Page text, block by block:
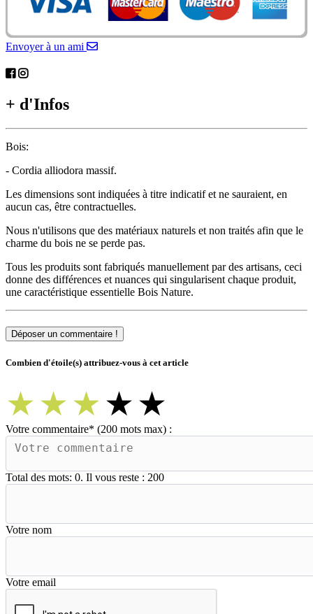
Envoyer à un ami
+ d'Infos
Bois:
- Cordia alliodora massif.
Les dimensions sont indiquées à titre indicatif et ne sauraient, en
aucun cas, être contractuelles.
Nous n'utilisons que des matériaux naturels et non traités afin que le
charme du bois ne se perde pas.
Tous les produits sont fabriqués manuellement par des artisans, ceci
donne des différences et nuances qui singularisent chaque produit,
une caractéristique essentielle Bois Nature.
Déposer un commentaire !
Combien d'étoile(s) attribuez-vous à cet article
★★★★★
Votre commentaire* (200 mots max) :
Total des mots: 0. Il vous reste : 200
Votre nom
Votre email